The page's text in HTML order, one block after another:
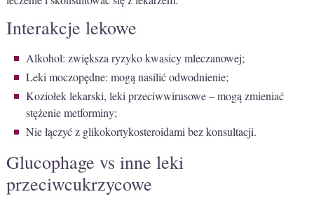
Interakcje lekowe
Alkohol: zwiększa ryzyko kwasicy mleczanowej;
Leki moczopędne: mogą nasilić odwodnienie;
Koziołek lekarski, leki przeciwwirusowe – mogą zmieniać
stężenie metforminy;
Nie łączyć z glikokortykosteroidami bez konsultacji.
Glucophage vs inne leki
przeciwcukrzycowe